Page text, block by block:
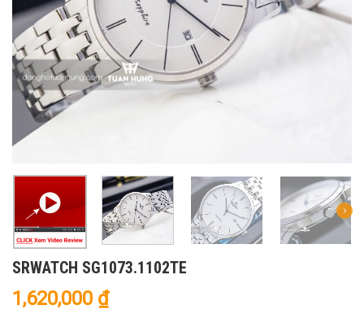
SRWATCH SG1073.1102TE
1,620,000 ₫